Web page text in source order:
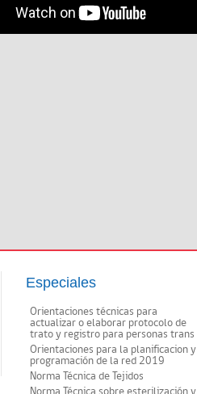
Especiales
Orientaciones técnicas para
actualizar o elaborar protocolo de
trato y registro para personas trans
Orientaciones para la planificacion y
programación de la red 2019
Norma Técnica de Tejidos